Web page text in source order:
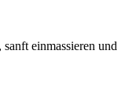
einmassieren und